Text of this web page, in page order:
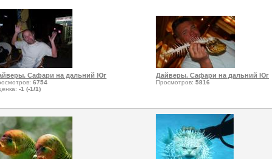
Сафари на дальний Юг
6754
-1 (-1/1)
Дайверы. Сафари на дальний Юг
Просмотров: 5816